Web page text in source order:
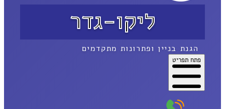
ליקו-גדר
הגנת בניין ופתרונות מתקדמים
פתח תפריט